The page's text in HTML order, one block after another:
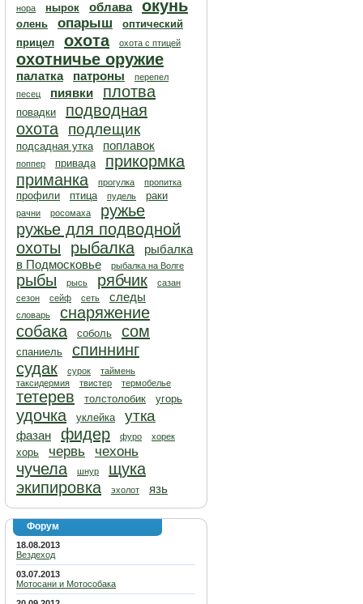
нора
нырок облава окунь
олень опарыш
оптический
прицел
охота охота с птицей
охотничье оружие
палатка патроны
перепел
песец
пиявки плотва
повадки
подводная
охота
подлещик
подсадная утка поплавок
поппер привада
прикормка
приманка
прогулка пропитка
профили птица пудель раки
рачни росомаха
ружье
ружье для подводной
охоты
рыбалка
рыбалка
в Подмосковье
рыбалка на Волге
рыбы рысь рябчик
сазан
сезон
сейф сеть следы
словарь
снаряжение
собака
соболь сом
спаниель
спиннинг
судак
сурок
таймень
таксидермия
твистер термобелье
тетерев толстолобик угорь
удочка уклейка утка
фазан фидер фуро хорек
хорь червь чехонь
чучела шнур
щука
экипировка
эхолот язь
Форум
18.08.2013
Вездеход
03.07.2013
Мотосани и Мотособака